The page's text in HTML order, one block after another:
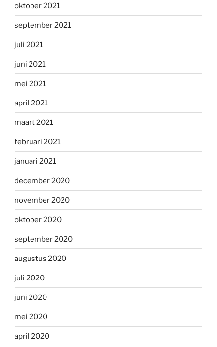
oktober 2021
september 2021
juli 2021
juni 2021
mei 2021
april 2021
maart 2021
februari 2021
januari 2021
december 2020
november 2020
oktober 2020
september 2020
augustus 2020
juli 2020
juni 2020
mei 2020
april 2020